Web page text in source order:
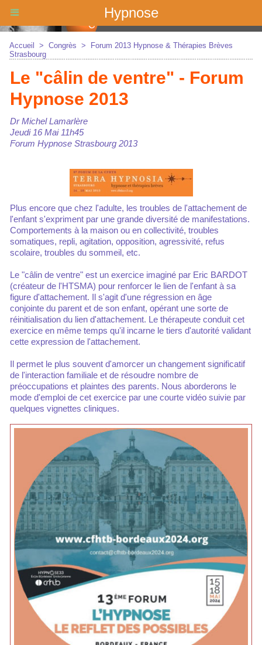
Hypnose
Accueil > Congrès >
Forum 2013 Hypnose & Thérapies Brèves
Strasbourg
Le "câlin de ventre" - Forum
Hypnose 2013
Dr Michel Lamarlère
Jeudi 16 Mai 11h45
Forum Hypnose Strasbourg 2013
Plus encore que chez l'adulte, les troubles de l'attachement de
l'enfant s'expriment par une grande diversité de manifestations.
Comportements à la maison ou en collectivité, troubles
somatiques, repli, agitation, opposition, agressivité, refus
scolaire, troubles du sommeil, etc.
Le "câlin de ventre" est un exercice imaginé par Eric BARDOT
(créateur de l'HTSMA) pour renforcer le lien de l'enfant à sa
figure d'attachement. Il s'agit d'une régression en âge
conjointe du parent et de son enfant, opérant une sorte de
réinitialisation du lien d'attachement. Le thérapeute conduit cet
exercice en même temps qu'il incarne le tiers d'autorité validant
cette expression de l'attachement.
Il permet le plus souvent d'amorcer un changement significatif
de l'interaction familiale et de résoudre nombre de
préoccupations et plaintes des parents. Nous aborderons le
mode d'emploi de cet exercice par une courte vidéo suivie par
quelques vignettes cliniques.